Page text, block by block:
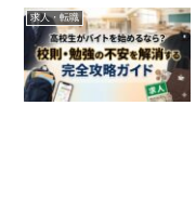
求人・転職